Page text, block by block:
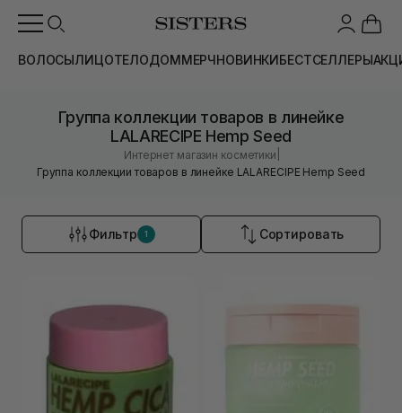
ВОЛОСЫЛИЦОТЕЛОДОММЕРЧНОВИНКИБЕСТСЕЛЛЕРЫ
Группа коллекции товаров в линейке
LALARECIPE Hemp Seed
Интернет магазин косметики
Группа коллекции товаров в линейке LALARECIPE Hemp Seed
Фильтр 1 Сортировать